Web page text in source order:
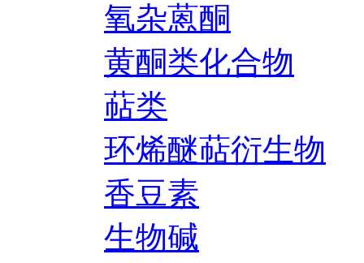
氧杂蒽酮
黄酮类化合物
萜类
环烯醚萜衍生物
香豆素
生物碱